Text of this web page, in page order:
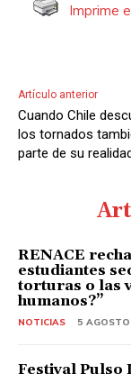
Imprime
Artículo anterior
Cuando Chile
los tornados
parte de su
RENACE
estudiantes
torturas o las
humanos?”
NOTICIAS 5
Festival Pulso